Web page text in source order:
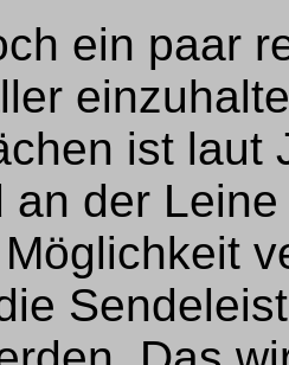
ein paar
ist laut
an der